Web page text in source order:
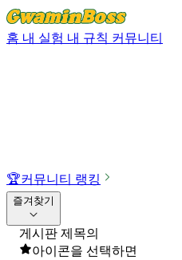
홈 내 실험 내 규칙 커뮤니티
🏆커뮤니티 랭킹
즐겨찾기
게시판 제목의
아이콘을 선택하면